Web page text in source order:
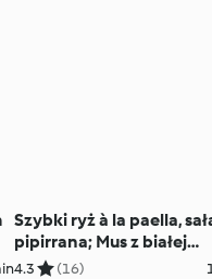
Szybki ryż à la paella,
pipirrana; Mus z białej
czekolady i sos owocowy
4.3 (16)